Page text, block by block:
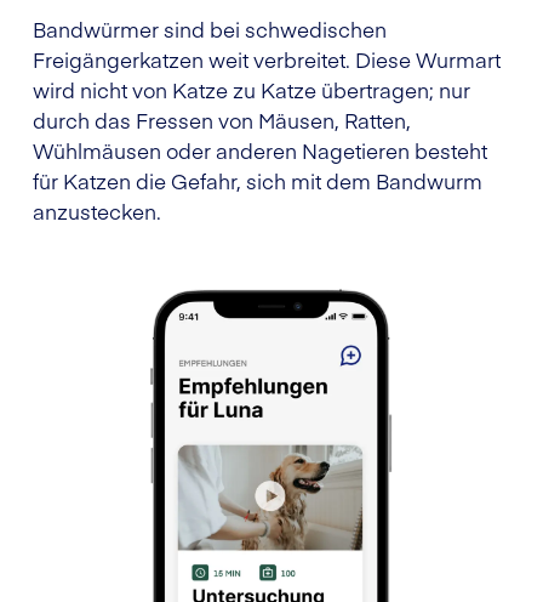
Bandwürmer sind bei schwedischen
Freigängerkatzen weit verbreitet. Diese Wurmart
wird nicht von Katze zu Katze übertragen; nur
durch das Fressen von Mäusen, Ratten,
Wühlmäusen oder anderen Nagetieren besteht
für Katzen die Gefahr, sich mit dem Bandwurm
anzustecken.